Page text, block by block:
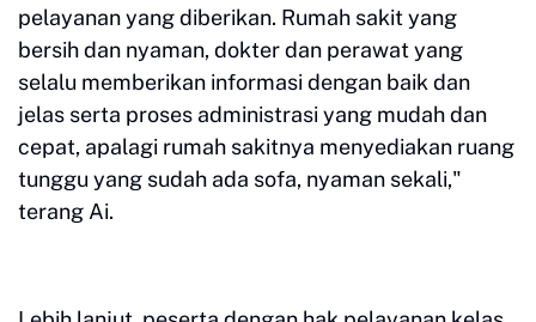
pelayanan yang diberikan. Rumah sakit yang
bersih dan nyaman, dokter dan perawat yang
selalu memberikan informasi dengan baik dan
jelas serta proses administrasi yang mudah dan
cepat, apalagi rumah sakitnya menyediakan ruang
tunggu yang sudah ada sofa, nyaman sekali,"
terang Ai.